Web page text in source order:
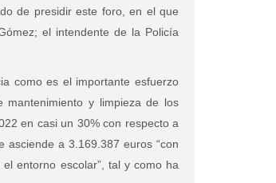
de presidir este foro, en el que
el intendente de la Policía
como es el importante esfuerzo
mantenimiento y limpieza de los
en casi un 30% con respecto a
asciende a 3.169.387 euros “con
entorno escolar”, tal y como ha